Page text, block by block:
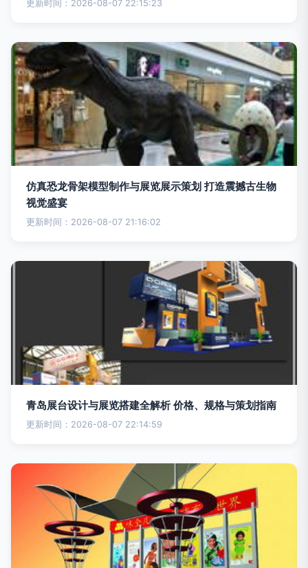
更新时间：2026-08-07 22:15:23
仿真恐龙骨架模型制作与展览展示策划 打造震撼古生物
视觉盛宴
更新时间：2026-08-07 21:16:02
青岛展台设计与展览搭建全解析 价格、规格与策划指南
更新时间：2026-08-07 22:14:59